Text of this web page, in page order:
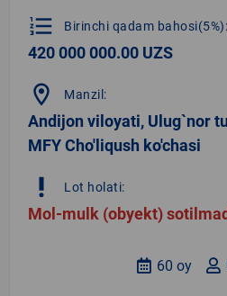
format_list_numbered Birinchi qadam bahosi(5%):
420 000 000.00 UZS
location_on Manzil:
Andijon viloyati, Ulug`nor
MFY Cho'liqush ko'chasi
priority_high Lot holati:
Mol-mulk (obyekt)
60 oy